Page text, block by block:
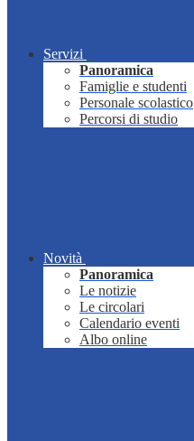
Servizi
Panoramica
Famiglie e studenti
Personale scolastico
Percorsi di studio
Novità
Panoramica
Le notizie
Le circolari
Calendario eventi
Albo online